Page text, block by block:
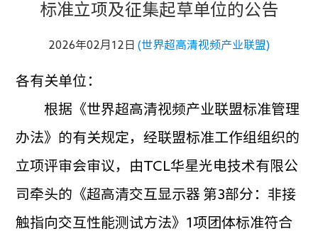
标准立项及征集起草单位的公告
2026年02月12日 (世界超高清视频产业联盟)
各有关单位：
根据《世界超高清视频产业联盟标准管理
办法》的有关规定，经联盟标准工作组组织的
立项评审会审议，由TCL华星光电技术有限公
司牵头的《超高清交互显示器 第3部分：非接
触指向交互性能测试方法》1项团体标准符合